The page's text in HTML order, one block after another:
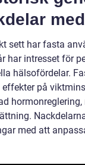
sett har fasta
har intresset för
hälsofördelar.
på
med att